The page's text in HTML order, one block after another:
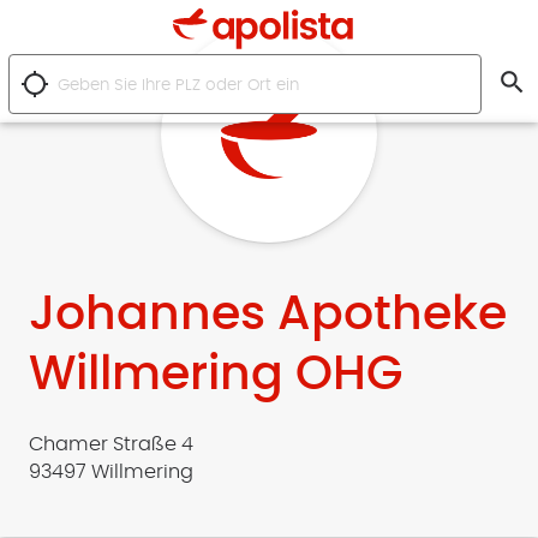
location_searching search
Johannes Apotheke
Willmering OHG
Chamer Straße 4
93497 Willmering